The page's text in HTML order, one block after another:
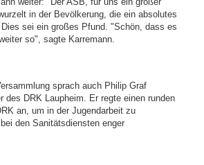
in der Bevölkerung, die ein absolutes
sei ein großes Pfund. "Schön, dass es
so", sagte Karremann.
sprach auch Philip Graf
des DRK Laupheim. Er regte einen runden
an, um in der Jugendarbeit zu
den Sanitätsdiensten enger